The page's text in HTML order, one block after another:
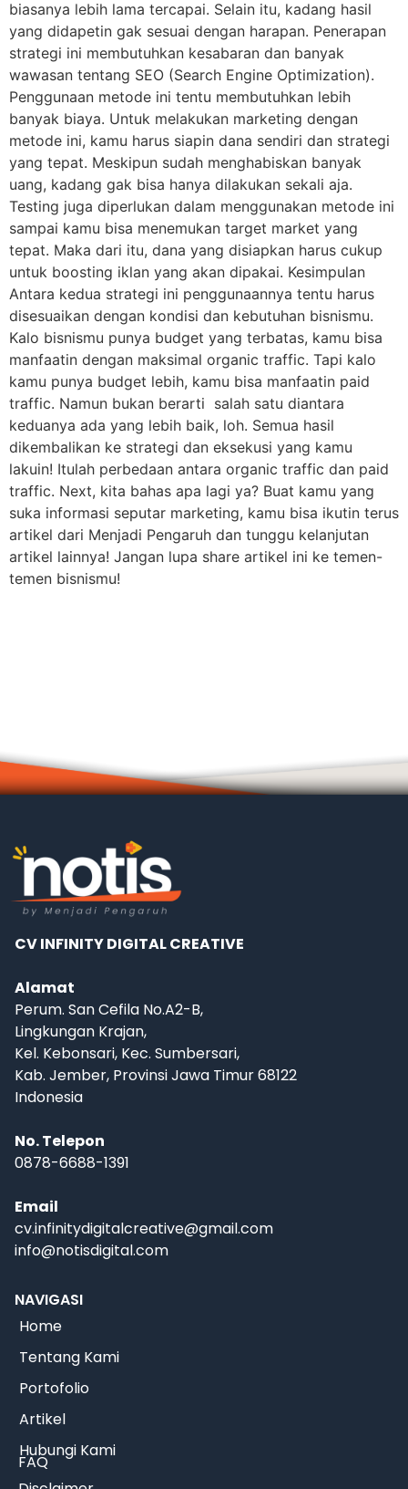
biasanya lebih lama tercapai. Selain itu, kadang hasil
yang didapetin gak sesuai dengan harapan. Penerapan
strategi ini membutuhkan kesabaran dan banyak
wawasan tentang SEO (Search Engine Optimization).
Penggunaan metode ini tentu membutuhkan lebih
banyak biaya. Untuk melakukan marketing dengan
metode ini, kamu harus siapin dana sendiri dan strategi
yang tepat. Meskipun sudah menghabiskan banyak
uang, kadang gak bisa hanya dilakukan sekali aja.
Testing juga diperlukan dalam menggunakan metode ini
sampai kamu bisa menemukan target market yang
tepat. Maka dari itu, dana yang disiapkan harus cukup
untuk boosting iklan yang akan dipakai. Kesimpulan
Antara kedua strategi ini penggunaannya tentu harus
disesuaikan dengan kondisi dan kebutuhan bisnismu.
Kalo bisnismu punya budget yang terbatas, kamu bisa
manfaatin dengan maksimal organic traffic. Tapi kalo
kamu punya budget lebih, kamu bisa manfaatin paid
traffic. Namun bukan berarti salah satu diantara
keduanya ada yang lebih baik, loh. Semua hasil
dikembalikan ke strategi dan eksekusi yang kamu
lakuin! Itulah perbedaan antara organic traffic dan paid
traffic. Next, kita bahas apa lagi ya? Buat kamu yang
suka informasi seputar marketing, kamu bisa ikutin terus
artikel dari Menjadi Pengaruh dan tunggu kelanjutan
artikel lainnya! Jangan lupa share artikel ini ke temen-
temen bisnismu!
CV INFINITY DIGITAL CREATIVE
Alamat
Perum. San Cefila No.A2-B,
Lingkungan Krajan,
Kel. Kebonsari, Kec. Sumbersari,
Kab. Jember, Provinsi Jawa Timur 68122
Indonesia
No. Telepon
0878-6688-1391
Email
cv.infinitydigitalcreative@gmail.com
info@notisdigital.com
NAVIGASI
Home
Tentang Kami
Portofolio
Artikel
Hubungi Kami
FAQ